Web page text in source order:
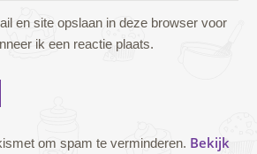
en site opslaan in deze browser voor
ik een reactie plaats.
om spam te verminderen. Bekijk